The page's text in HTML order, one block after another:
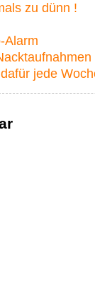
zu dünn !
Alarm
jede